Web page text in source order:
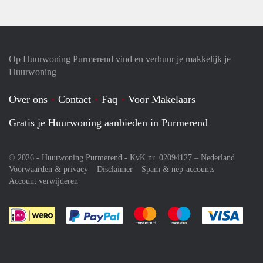
Op Huurwoning Purmerend vind en verhuur je makkelijk je
Huurwoning
Over ons Contact Faq
Voor Makelaars
Gratis je Huurwoning aanbieden in Purmerend
© 2026 - Huurwoning Purmerend - KvK nr. 02094127 – Nederland
Voorwaarden & privacy
Disclaimer
Spam & nep-accounts
Account verwijderen
Je rekent gemakkelijk af met Paypal
Je rekent gemakkelijk af met
Je rekent